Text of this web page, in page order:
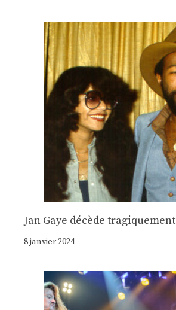
Jan Gaye décède tragiquement
8 janvier 2024